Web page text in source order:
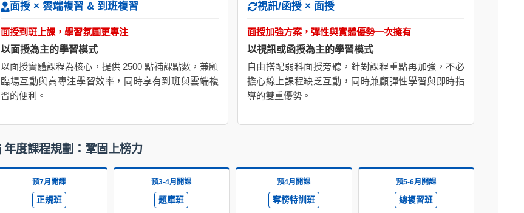
面授 × 雲端複習 & 到班複習
面授到班上課，學習氛圍更專注
以面授為主的學習模式
以面授實體課程為核心，提供 2500 點補課點數，兼顧
臨場互動與高專注學習效率，同時享有到班與雲端複
習的便利。
視訊/函授 × 面授
面授加強方案，彈性與實體優勢一次擁有
以視訊或函授為主的學習模式
自由搭配弱科面授旁聽，針對課程重點再加強，不必
擔心線上課程缺乏互動，同時兼顧彈性學習與即時指
導的雙重優勢。
年度課程規劃：鞏固上榜力
預7月開課
正規班
預3-4月開課
題庫班
預4月開課
奪榜特訓班
預5-6月開課
總複習班